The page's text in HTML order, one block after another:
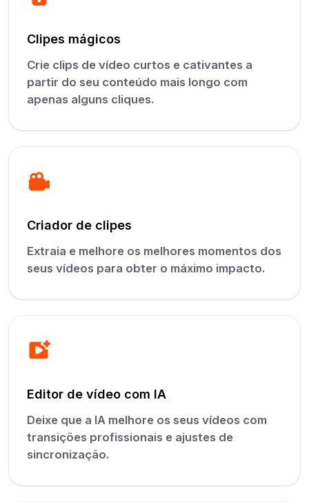
Clipes mágicos
Crie clips de vídeo curtos e cativantes a
partir do seu conteúdo mais longo com
apenas alguns cliques.
Criador de clipes
Extraia e melhore os melhores momentos dos
seus vídeos para obter o máximo impacto.
Editor de vídeo com IA
Deixe que a IA melhore os seus vídeos com
transições profissionais e ajustes de
sincronização.